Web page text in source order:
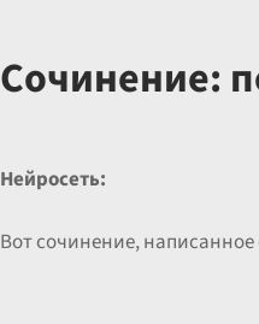
Сочинение:
Нейросеть:
Вот сочинение,